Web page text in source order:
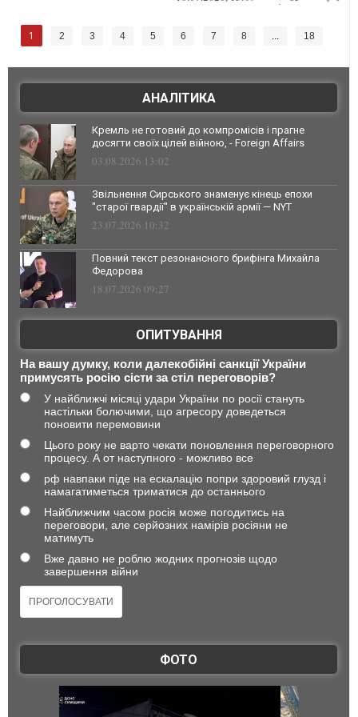
1 2 3 4 5 6 7 8 ... 18
АНАЛІТИКА
Кремль не готовий до компромісів і прагне
досягти своїх цілей війною, - Foreign Affairs
03.08.2026 13:02
Звільнення Сирського знаменує кінець епохи
"старої гвардії" в українській армії — NYT
23.07.2026 10:32
Повний текст резонансного брифінга Михайла
Федорова
18.07.2026 09:27
ОПИТУВАННЯ
На вашу думку, коли далекобійні санкції України
примусять росію сісти за стіл переговорів?
У найближчі місяці удари України по росії стануть
настільки болючими, що агресору доведеться
поновити перемовини
Цього року не варто чекати поновлення переговорного
процесу. А от наступного - можливо все
рф навпаки піде на ескалацію попри здоровий глузд і
намагатиметься триматися до останнього
Найближчим часом росія може погодитись на
переговори, але серйозних намірів росіяни не
матимуть
Вже давно не роблю жодних прогнозів щодо
завершення війни
ФОТО